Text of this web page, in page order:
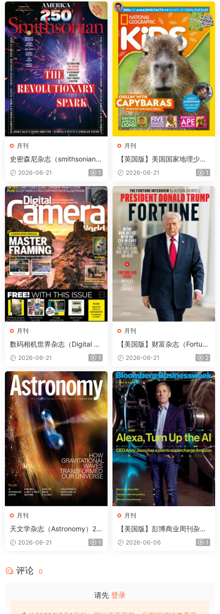
月刊
史密森尼杂志（smithsonian）
2026年夏季刊
2026-06-21 1
月刊
【英国版】美国国家地理少儿
版（National Geographic Kid
s）第257期
2026-06-21 1
月刊
数码相机世界杂志（Digital Ca
mera World）2026年7月
2026-06-21 1
月刊
【美国版】财富杂志（Fortun
e）2026年6-7月
2026-06-21 2
月刊
天文学杂志（Astronomy）20
26年8月
2026-06-21 1
月刊
【美国版】彭博商业周刊杂志
（Bloomberg Businesswee
k）2026年6月
2026-06-06 1
评论 0
请先 登录